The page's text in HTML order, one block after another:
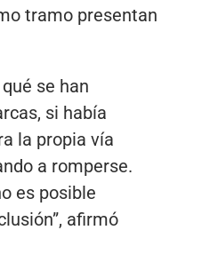
tramo presentan
se han
si había
la propia vía
a romperse.
es posible
afirmó